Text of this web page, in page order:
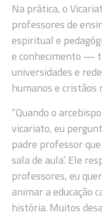
Na prática, o
professores de
espiritual e
e conhecimento —
universidades e
humanos e cristãos
“Quando o
vicariato, eu
padre professor
sala de aula’. Ele
professores, eu
animar a educação
história. Muitos